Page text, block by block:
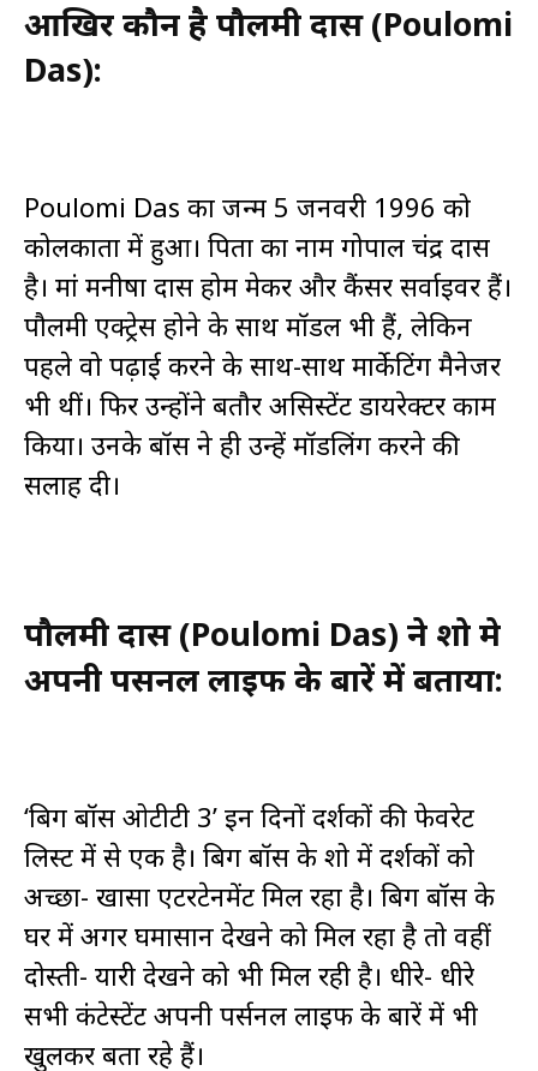
आखिर कौन है पौलमी दास (Poulomi
Das):
Poulomi Das का जन्म 5 जनवरी 1996 को
कोलकाता में हुआ। पिता का नाम गोपाल चंद्र दास
है। मां मनीषा दास होम मेकर और कैंसर सर्वाइवर हैं।
पौलमी एक्ट्रेस होने के साथ मॉडल भी हैं, लेकिन
पहले वो पढ़ाई करने के साथ-साथ मार्केटिंग मैनेजर
भी थीं। फिर उन्होंने बतौर असिस्टेंट डायरेक्टर काम
किया। उनके बॉस ने ही उन्हें मॉडलिंग करने की
सलाह दी।
पौलमी दास (Poulomi Das) ने शो मे
अपनी पर्सनल लाइफ के बारें में बताया:
‘बिग बॉस ओटीटी 3’ इन दिनों दर्शकों की फेवरेट
लिस्ट में से एक है। बिग बॉस के शो में दर्शकों को
अच्छा- खासा एंटरटेनमेंट मिल रहा है। बिग बॉस के
घर में अगर घमासान देखने को मिल रहा है तो वहीं
दोस्ती- यारी देखने को भी मिल रही है। धीरे- धीरे
सभी कंटेस्टेंट अपनी पर्सनल लाइफ के बारें में भी
खुलकर बता रहे हैं।